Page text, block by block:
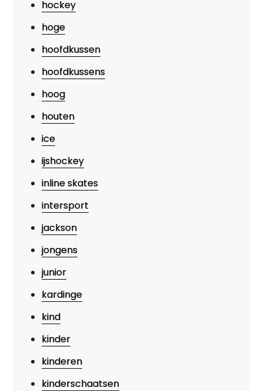
hockey
hoge
hoofdkussen
hoofdkussens
hoog
houten
ice
ijshockey
inline skates
intersport
jackson
jongens
junior
kardinge
kind
kinder
kinderen
kinderschaatsen